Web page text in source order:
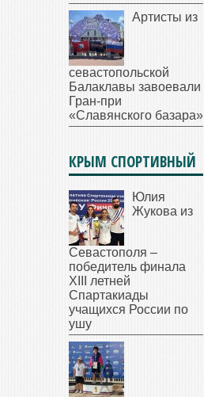
Артисты из
севастопольской
Балаклавы завоевали
Гран-при
«Славянского базара»
КРЫМ СПОРТИВНЫЙ
Юлия
Жукова из
Севастополя –
победитель финала
XIII летней
Спартакиады
учащихся России по
ушу